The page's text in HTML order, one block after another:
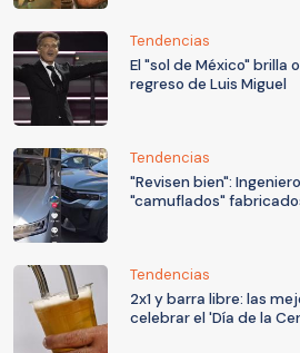
Tendencias
El "sol de México" brilla
regreso de Luis Miguel
Tendencias
"Revisen bien":
"camuflados"
Tendencias
2x1 y barra libre: las
celebrar el 'Día de la